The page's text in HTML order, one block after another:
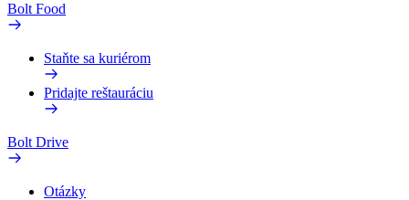
Bolt Food
Staňte sa kuriérom
Pridajte reštauráciu
Bolt Drive
Otázky